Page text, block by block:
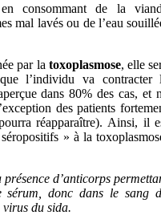
consommant de la
mal lavés ou de l’eau
par la toxoplasmose, elle
l’individu va contracter
dans 80% des cas, et
des patients
réapparaître). Ainsi, il
» à la
d’anticorps
sérum, donc dans le sang
virus du sida.